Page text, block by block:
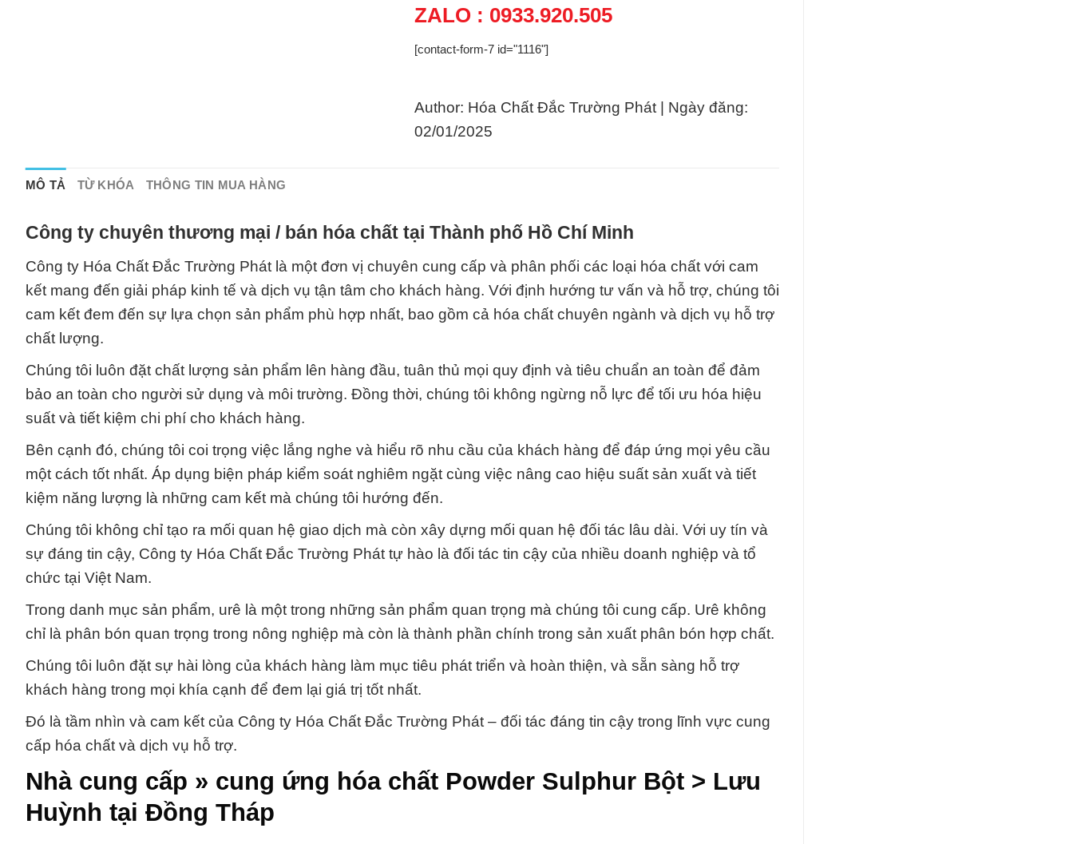
ZALO : 0933.920.505
[contact-form-7 id="1116"]
Author: Hóa Chất Đắc Trường Phát | Ngày đăng:
02/01/2025
MÔ TẢ TỪ KHÓA THÔNG TIN MUA HÀNG
Công ty chuyên thương mại / bán hóa chất tại Thành phố Hồ Chí Minh
Công ty Hóa Chất Đắc Trường Phát là một đơn vị chuyên cung cấp và phân phối các loại hóa chất với cam
kết mang đến giải pháp kinh tế và dịch vụ tận tâm cho khách hàng. Với định hướng tư vấn và hỗ trợ, chúng tôi
cam kết đem đến sự lựa chọn sản phẩm phù hợp nhất, bao gồm cả hóa chất chuyên ngành và dịch vụ hỗ trợ
chất lượng.
Chúng tôi luôn đặt chất lượng sản phẩm lên hàng đầu, tuân thủ mọi quy định và tiêu chuẩn an toàn để đảm
bảo an toàn cho người sử dụng và môi trường. Đồng thời, chúng tôi không ngừng nỗ lực để tối ưu hóa hiệu
suất và tiết kiệm chi phí cho khách hàng.
Bên cạnh đó, chúng tôi coi trọng việc lắng nghe và hiểu rõ nhu cầu của khách hàng để đáp ứng mọi yêu cầu
một cách tốt nhất. Áp dụng biện pháp kiểm soát nghiêm ngặt cùng việc nâng cao hiệu suất sản xuất và tiết
kiệm năng lượng là những cam kết mà chúng tôi hướng đến.
Chúng tôi không chỉ tạo ra mối quan hệ giao dịch mà còn xây dựng mối quan hệ đối tác lâu dài. Với uy tín và
sự đáng tin cậy, Công ty Hóa Chất Đắc Trường Phát tự hào là đối tác tin cậy của nhiều doanh nghiệp và tổ
chức tại Việt Nam.
Trong danh mục sản phẩm, urê là một trong những sản phẩm quan trọng mà chúng tôi cung cấp. Urê không
chỉ là phân bón quan trọng trong nông nghiệp mà còn là thành phần chính trong sản xuất phân bón hợp chất.
Chúng tôi luôn đặt sự hài lòng của khách hàng làm mục tiêu phát triển và hoàn thiện, và sẵn sàng hỗ trợ
khách hàng trong mọi khía cạnh để đem lại giá trị tốt nhất.
Đó là tầm nhìn và cam kết của Công ty Hóa Chất Đắc Trường Phát – đối tác đáng tin cậy trong lĩnh vực cung
cấp hóa chất và dịch vụ hỗ trợ.
Nhà cung cấp » cung ứng hóa chất Powder Sulphur Bột > Lưu
Huỳnh tại Đồng Tháp